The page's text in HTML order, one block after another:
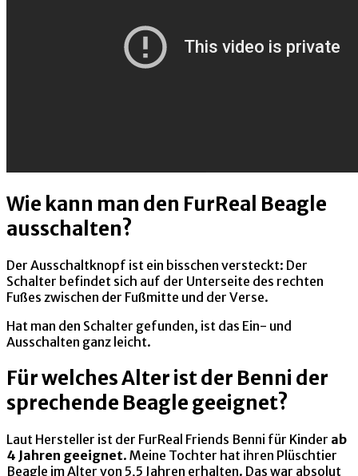
Wie kann man den FurReal Beagle
ausschalten?
Der Ausschaltknopf ist ein bisschen versteckt: Der
Schalter befindet sich auf der Unterseite des rechten
Fußes zwischen der Fußmitte und der Verse.
Hat man den Schalter gefunden, ist das Ein- und
Ausschalten ganz leicht.
Für welches Alter ist der Benni der
sprechende Beagle geeignet?
Laut Hersteller ist der FurReal Friends Benni für Kinder ab
4 Jahren geeignet. Meine Tochter hat ihren Plüschtier
Beagle im Alter von 5,5 Jahren erhalten. Das war absolut